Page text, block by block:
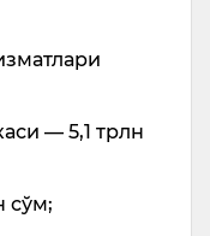
— 5,1 трлн
сўм;